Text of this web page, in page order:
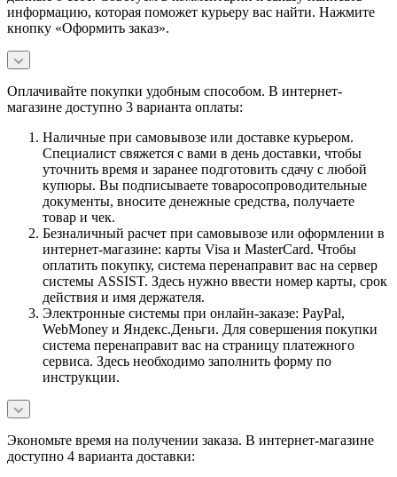
информацию, которая поможет курьеру вас найти. Нажмите
кнопку «Оформить заказ».
Оплачивайте покупки удобным способом. В интернет-
магазине доступно 3 варианта оплаты:
Наличные при самовывозе или доставке курьером.
Специалист свяжется с вами в день доставки, чтобы
уточнить время и заранее подготовить сдачу с любой
купюры. Вы подписываете товаросопроводительные
документы, вносите денежные средства, получаете
товар и чек.
Безналичный расчет при самовывозе или оформлении в
интернет-магазине: карты Visa и MasterCard. Чтобы
оплатить покупку, система перенаправит вас на сервер
системы ASSIST. Здесь нужно ввести номер карты, срок
действия и имя держателя.
Электронные системы при онлайн-заказе: PayPal,
WebMoney и Яндекс.Деньги. Для совершения покупки
система перенаправит вас на страницу платежного
сервиса. Здесь необходимо заполнить форму по
инструкции.
Экономьте время на получении заказа. В интернет-магазине
доступно 4 варианта доставки: